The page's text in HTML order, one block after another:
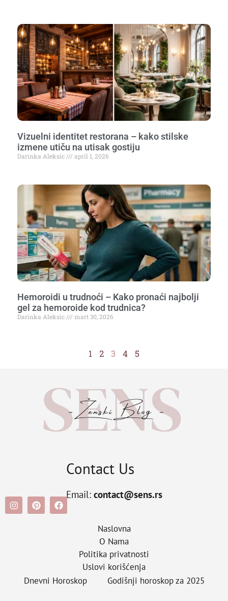
Vizuelni identitet restorana – kako stilske
izmene utiču na utisak gostiju
Darinka Aleksic april 1, 2026
Hemoroidi u trudnoći – Kako pronaći najbolji
gel za hemoroide kod trudnica?
Darinka Aleksic mart 30, 2026
1 2 3 4 5
Contact Us
Email: contact@sens.rs
Naslovna
O Nama
Politika privatnosti
Uslovi korišćenja
Dnevni Horoskop
Godišnji horoskop za 2025